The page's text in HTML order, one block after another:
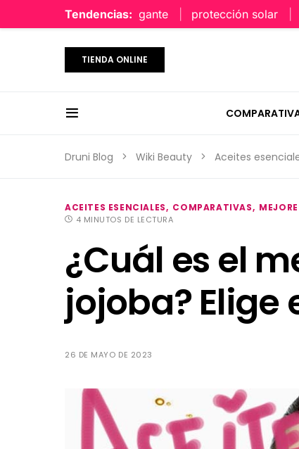
Tendencias:
perfume limpio y elegante protección solar
TIENDA ONLINE
Druni Blog Wiki Beauty Aceites
ACEITES ESENCIALES COMPARATIVAS
4 MINUTOS DE LECTURA
¿Cuál es el
jojoba? Elige
26 DE MAYO DE 2023